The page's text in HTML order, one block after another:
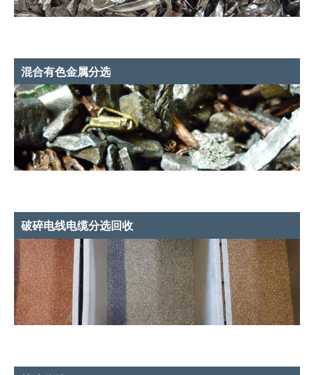
混合有色金属分选
破碎电线电缆分选回收